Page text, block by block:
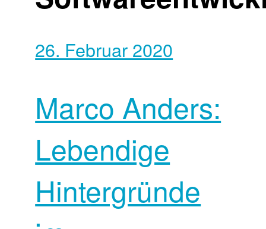
26. Februar 2020
Marco Anders:
Lebendige
Hintergründe